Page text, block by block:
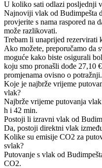
U koliko sati odlazi posljednji
Najnoviji vlak od Budimpešta
provjerite s nama raspored na
može razlikovati.
Trebam li unaprijed rezervirati
Ako možete, preporučamo da
moguće kako biste osigurali
koju smo pronašli dođe 27,10
promjenama ovisno o potražnji.
Koje je najbrže vrijeme
vlak?
Najbrže vrijeme putovanja
h i 42 min.
Postoji li izravni vlak od
Da, postoji direktni vlak
Kolike su emisije CO2 za
svlak?
Putovanje s vlak od
CO2.